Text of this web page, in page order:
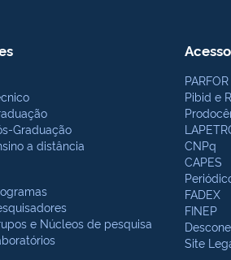
Graduação
a distância
e Núcleos de pesquisa
PARFOR
Pibid e
CNPq
CAPES
FADEX
FINEP
Site